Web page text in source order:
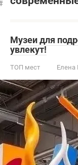
Музеи для
увлекут!
ТОП мест Елена